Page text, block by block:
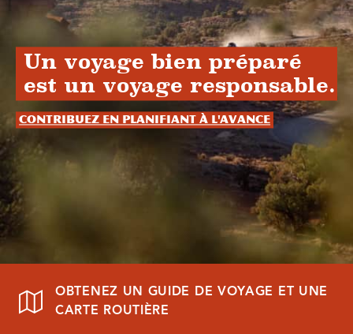
Un voyage bien préparé
est un voyage responsable.
Contribuez en planifiant à l'avance
OBTENEZ UN GUIDE DE VOYAGE ET UNE
CARTE ROUTIÈRE